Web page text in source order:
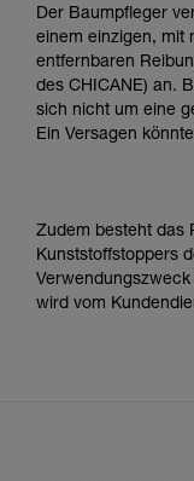
Der Baumpfleger
einem einzigen, mit
entfernbaren
des CHICANE) an.
sich nicht um eine
Ein Versagen
Zudem besteht das
Kunststoffstoppers
wird vom